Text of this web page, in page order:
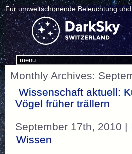
Für umweltschonende Beleuchtung
menu
Monthly Archives:
Wissenschaft aktuell:
Vögel früher trällern
September 17th, 2010 |
Wissen